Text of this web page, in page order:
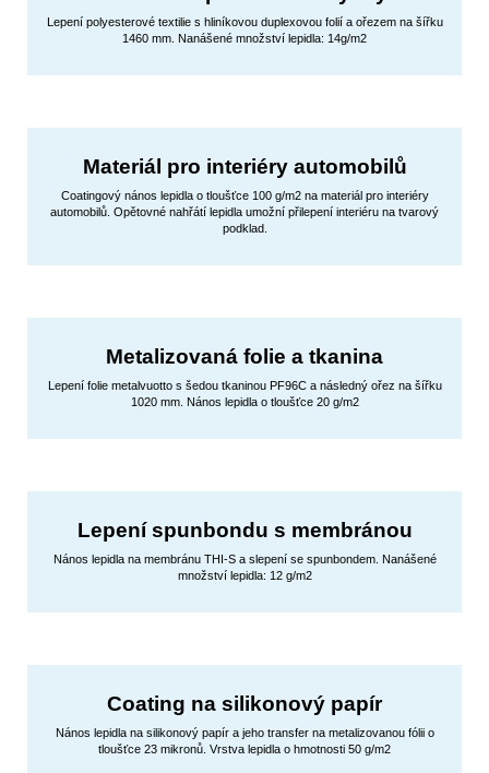
Lepení polyesterové textilie s hliníkovou duplexovou folií a ořezem na šířku
1460 mm. Nanášené množství lepidla: 14g/m2
Materiál pro interiéry automobilů
Coatingový nános lepidla o tloušťce 100 g/m2 na materiál pro interiéry
automobilů. Opětovné nahřátí lepidla umožní přilepení interiéru na tvarový
podklad.
Metalizovaná folie a tkanina
Lepení folie metalvuotto s šedou tkaninou PF96C a následný ořez na šířku
1020 mm. Nános lepidla o tloušťce 20 g/m2
Lepení spunbondu s membránou
Nános lepidla na membránu THI-S a slepení se spunbondem. Nanášené
množství lepidla: 12 g/m2
Coating na silikonový papír
Nános lepidla na silikonový papír a jeho transfer na metalizovanou fólii o
tloušťce 23 mikronů. Vrstva lepidla o hmotnosti 50 g/m2